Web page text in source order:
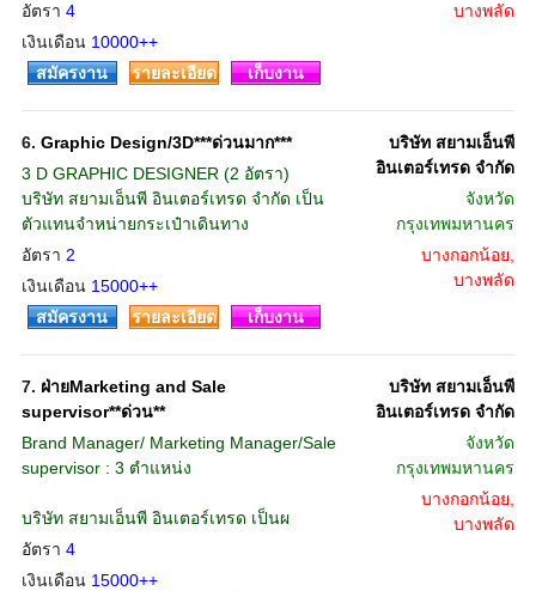
อัตรา 4
เงินเดือน 10000++
บางพลัด
สมัครงาน รายละเอียด เก็บงาน
6. Graphic Design/3D***ด่วนมาก***
3 D GRAPHIC DESIGNER (2 อัตรา)
บริษัท สยามเอ็นพี อินเตอร์เทรด จำกัด เป็น
ตัวแทนจำหน่ายกระเป๋าเดินทาง
อัตรา 2
เงินเดือน 15000++
บริษัท สยามเอ็นพี
อินเตอร์เทรด จำกัด
จังหวัด
กรุงเทพมหานคร
บางกอกน้อย,
บางพลัด
สมัครงาน
รายละเอียด เก็บงาน
7. ฝ่ายMarketing and Sale
supervisor**ด่วน**
Brand Manager/ Marketing Manager/Sale
supervisor : 3 ตำแหน่ง
บริษัท สยามเอ็นพี อินเตอร์เทรด เป็นผ
อัตรา 4
เงินเดือน 15000++
บริษัท สยามเอ็นพี
อินเตอร์เทรด จำกัด
จังหวัด
กรุงเทพมหานคร
บางกอกน้อย,
บางพลัด